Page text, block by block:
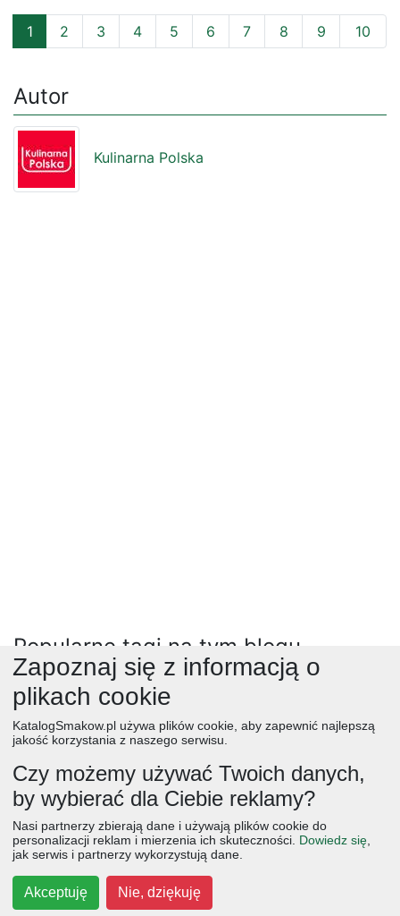
1 2 3 4 5 6 7 8 9 10
Autor
Kulinarna Polska
Popularne tagi na tym blogu
gotowanie i przepisy przepis
strefa wege
warzywa(7364) wegetariańskie(6606)
ziemniaki(3936) jajka (6622) mąka pszenna (1403)
obiad(25567) przepisy z warzywami masło(2490)
desery
salatki
boże narodzenie warzywa wielkanoc
przekaski
dania główne
jajka wegetariańskie czekolada
kurczak śniadania
cebula
przetwory
Zapoznaj się z informacją o
plikach cookie
KatalogSmakow.pl używa plików cookie, aby zapewnić najlepszą
jakość korzystania z naszego serwisu.
Czy możemy używać Twoich danych,
by wybierać dla Ciebie reklamy?
Nasi partnerzy zbierają dane i używają plików cookie do
personalizacji reklam i mierzenia ich skuteczności. Dowiedz się
jak serwis i partnerzy wykorzystują dane.
Akceptuję Nie, dziękuję